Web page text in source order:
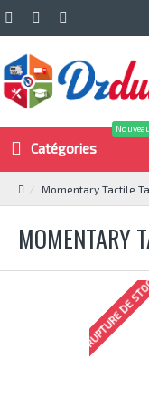
Catégories
Momentary Tactile
MOMENTARY
RUPTURE